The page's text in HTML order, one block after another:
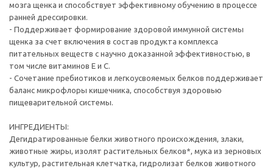
мозга щенка и способствует эффективному обучению в процессе
ранней дрессировки.
- Поддерживает формирование здоровой иммунной системы
щенка за счет включения в состав продукта комплекса
питательных веществ с научно доказанной эффективностью, в
том числе витаминов E и C.
- Сочетание пребиотиков и легкоусвояемых белков поддерживает
баланс микрофлоры кишечника, способствуя здоровью
пищеварительной системы.
ИНГРЕДИЕНТЫ:
Дегидратированные белки животного происхождения, злаки,
животные жиры, изолят растительных белков*, мука из зерновых
культур, растительная клетчатка, гидролизат белков животного